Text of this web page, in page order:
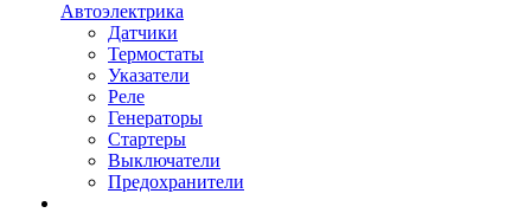
Автоэлектрика
Датчики
Термостаты
Указатели
Реле
Генераторы
Стартеры
Выключатели
Предохранители